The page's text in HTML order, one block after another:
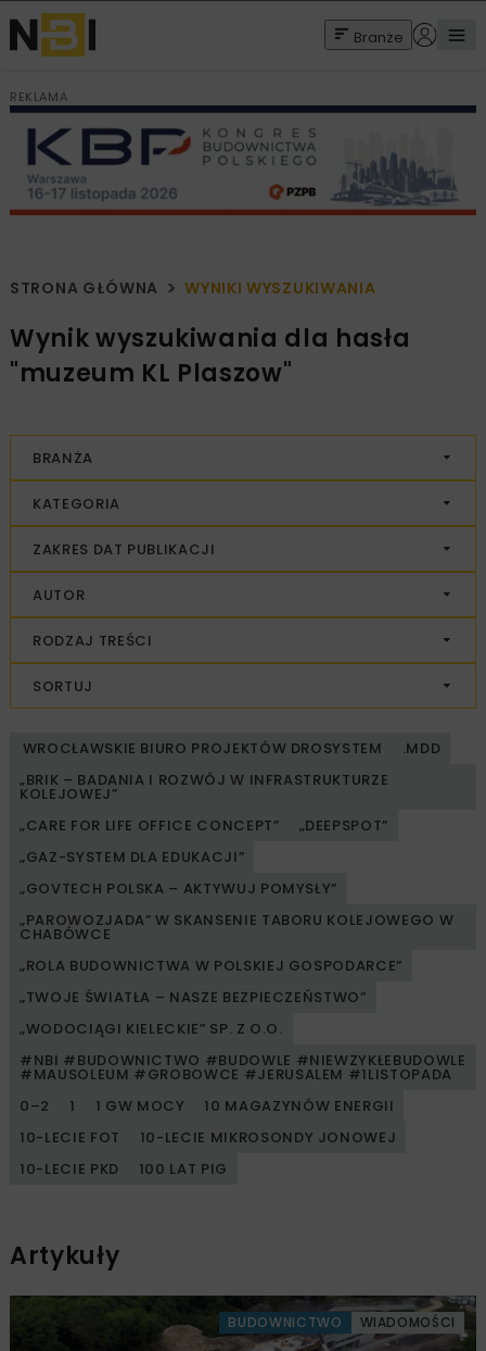
Branże
REKLAMA
STRONA GŁÓWNA WYNIKI WYSZUKIWANIA
Wynik wyszukiwania dla hasła
"muzeum KL Plaszow"
BRANŻA
KATEGORIA
ZAKRES DAT PUBLIKACJI
AUTOR
RODZAJ TREŚCI
SORTUJ
WROCŁAWSKIE BIURO PROJEKTÓW DROSYSTEM
.MDD
„BRIK – BADANIA I ROZWÓJ W INFRASTRUKTURZE
KOLEJOWEJ”
„CARE FOR LIFE OFFICE CONCEPT”
„DEEPSPOT”
„GAZ-SYSTEM DLA EDUKACJI”
„GOVTECH POLSKA – AKTYWUJ POMYSŁY”
„PAROWOZJADA” W SKANSENIE TABORU KOLEJOWEGO W
CHABÓWCE
„ROLA BUDOWNICTWA W POLSKIEJ GOSPODARCE”
„TWOJE ŚWIATŁA – NASZE BEZPIECZEŃSTWO”
„WODOCIĄGI KIELECKIE” SP. Z O.O.
#NBI #BUDOWNICTWO #BUDOWLE #NIEWZYKŁEBUDOWLE
#MAUSOLEUM #GROBOWCE #JERUSALEM #1LISTOPADA
0–2
1 1 GW MOCY
10 MAGAZYNÓW ENERGII
10-LECIE FOT
10-LECIE MIKROSONDY JONOWEJ
10-LECIE PKD
100 LAT PIG
Artykuły
BUDOWNICTWO WIADOMOŚCI